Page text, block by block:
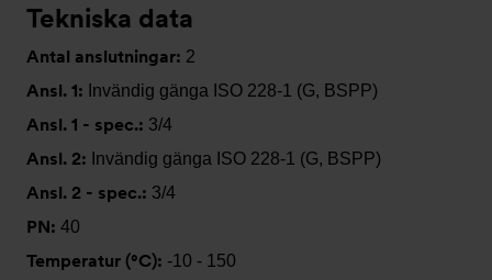
Tekniska data
Antal anslutningar: 2
Ansl. 1: Invändig gänga ISO 228-1 (G, BSPP)
Ansl. 1 - spec.: 3/4
Ansl. 2: Invändig gänga ISO 228-1 (G, BSPP)
Ansl. 2 - spec.: 3/4
PN: 40
Temperatur (°C): -10 - 150